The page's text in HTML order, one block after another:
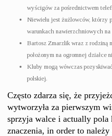
wyścigów za pośrednictwem
Niewielu jest żużlowców, którzy
warunkach nawierzchniowych na
Bartosz Zmarzlik wraz z rodziną
położonym na ogromnej działce
Kluby mogą wówczas
polskiej.
Często zdarza się, że
wytworzyła za pierwszym
sprzyja walce i actually pola
znaczenia, in order to